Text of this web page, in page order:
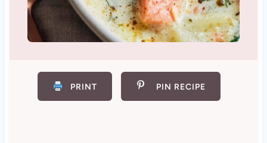
PRINT PIN RECIPE